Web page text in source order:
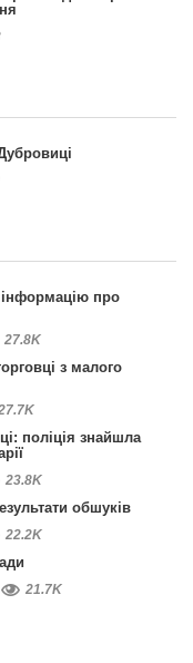
інформацію про
27.8K
з малого
поліція знайшла
23.8K
обшуків
22.2K
21.7K